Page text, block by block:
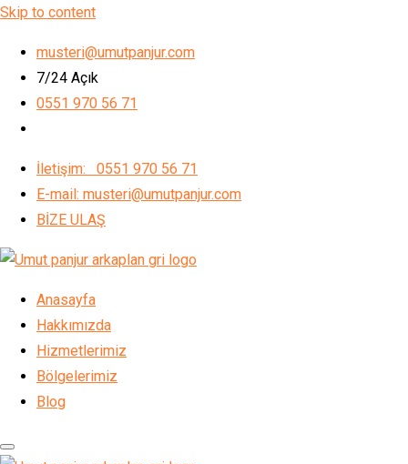
Skip to content
musteri@umutpanjur.com
7/24 Açık
0551 970 56 71
İletişim: 0551 970 56 71
E-mail: musteri@umutpanjur.com
BİZE ULAŞ
Anasayfa
Hakkımızda
Hizmetlerimiz
Bölgelerimiz
Blog